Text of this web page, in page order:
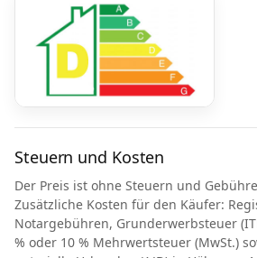
Steuern und Kosten
Der Preis ist ohne Steuern und
Zusätzliche Kosten für den Käufer:
Notargebühren, Grunderwerbsteuer
% oder 10 % Mehrwertsteuer (MwSt.)